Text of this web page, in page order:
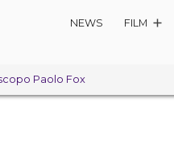
NEWS FILM
Paolo Fox